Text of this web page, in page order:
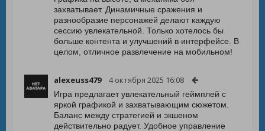
захватывает. Динамичные сражения и
разнообразие персонажей делают каждую
сессию увлекательной. Только хотелось бы
больше контента и улучшений в интерфейсе. В
целом, отличное развлечение на мобильном!
alexeuss479 4 октября 2025 16:08
Игра предлагает увлекательный геймплей с
яркой графикой и захватывающим сюжетом.
Баланс между стратегией и экшеном
действительно радует. Удобное управление